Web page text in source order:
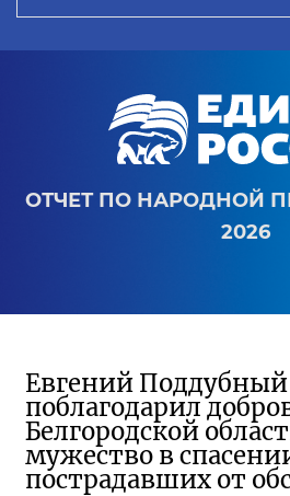
ОТЧЕТ ПО НАРОДНОЙ
2026
Евгений Поддубный
поблагодарил
Белгородской
мужество в
пострадавших от